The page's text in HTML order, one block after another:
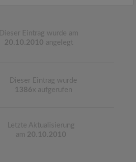
Dieser Eintrag wurde am
20.10.2010 angelegt
Dieser Eintrag wurde
1386x aufgerufen
Letzte Aktualisierung
am 20.10.2010